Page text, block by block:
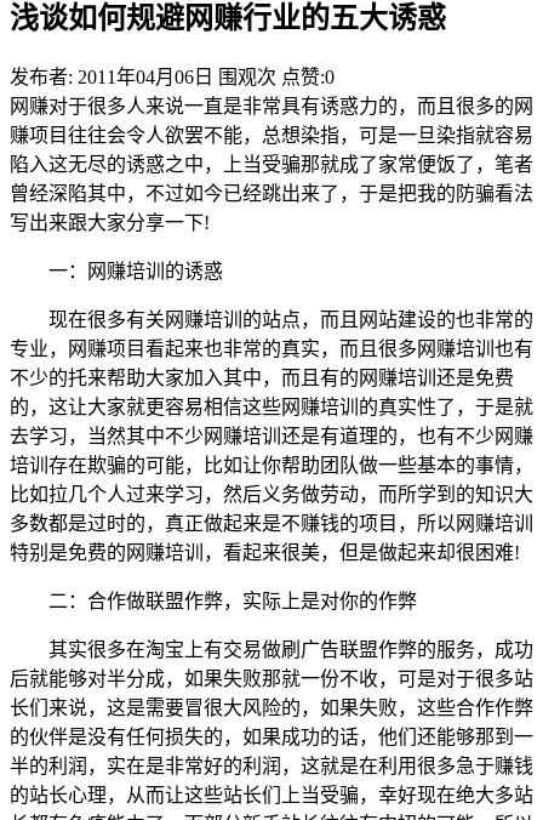
浅谈如何规避网赚行业的五大诱惑
发布者: 2011年04月06日 围观次 点赞:0
网赚对于很多人来说一直是非常具有诱惑力的，而且很多的网
赚项目往往会令人欲罢不能，总想染指，可是一旦染指就容易
陷入这无尽的诱惑之中，上当受骗那就成了家常便饭了，笔者
曾经深陷其中，不过如今已经跳出来了，于是把我的防骗看法
写出来跟大家分享一下!
一：网赚培训的诱惑
现在很多有关网赚培训的站点，而且网站建设的也非常的
专业，网赚项目看起来也非常的真实，而且很多网赚培训也有
不少的托来帮助大家加入其中，而且有的网赚培训还是免费
的，这让大家就更容易相信这些网赚培训的真实性了，于是就
去学习，当然其中不少网赚培训还是有道理的，也有不少网赚
培训存在欺骗的可能，比如让你帮助团队做一些基本的事情，
比如拉几个人过来学习，然后义务做劳动，而所学到的知识大
多数都是过时的，真正做起来是不赚钱的项目，所以网赚培训
特别是免费的网赚培训，看起来很美，但是做起来却很困难!
二：合作做联盟作弊，实际上是对你的作弊
其实很多在淘宝上有交易做刷广告联盟作弊的服务，成功
后就能够对半分成，如果失败那就一份不收，可是对于很多站
长们来说，这是需要冒很大风险的，如果失败，这些合作作弊
的伙伴是没有任何损失的，如果成功的话，他们还能够那到一
半的利润，实在是非常好的利润，这就是在利用很多急于赚钱
的站长心理，从而让这些站长们上当受骗，幸好现在绝大多站